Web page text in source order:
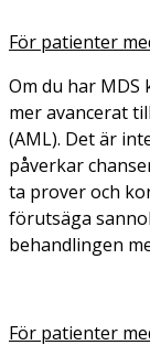
För patienter
Om du har
mer avancerat
(AML). Det är
påverkar
ta prover och
förutsäga
behandlingen
För patienter